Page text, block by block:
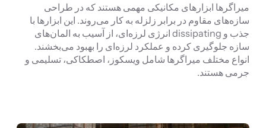
میراگرها ابزارهای مکانیکی مهمی هستند که در طراحی
سازه‌های مقاوم در برابر زلزله به کار می‌روند. این ابزارها با
جذب و dissipating انرژی لرزه‌ای، از آسیب به المان‌های
سازه جلوگیری کرده و عملکرد لرزه‌ای را بهبود می‌بخشند.
انواع مختلف میراگرها شامل ویسکوز، اصطکاکی، تسلیمی و
جرمی هستند.